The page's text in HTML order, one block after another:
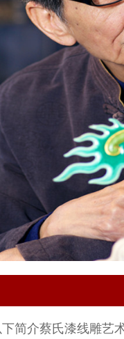
简介蔡氏漆线雕艺